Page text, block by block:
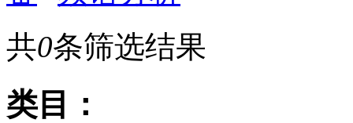
共0条筛选结果
类目：